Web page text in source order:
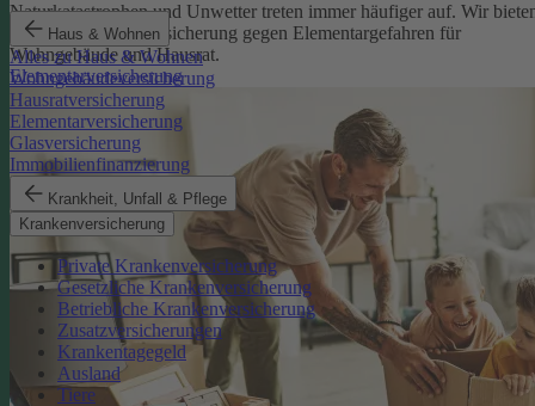
Haus & Wohnen
Alles zu Haus & Wohnen
Wohngebäudeversicherung
Hausratversicherung
Elementarversicherung
Glasversicherung
Immobilienfinanzierung
Krankheit, Unfall & Pflege
Krankenversicherung
Private Krankenversicherung
Gesetzliche Krankenversicherung
Betriebliche Krankenversicherung
Zusatzversicherungen
Krankentagegeld
Ausland
Tiere
Naturkatastrophen und Unwetter treten immer häufiger auf. Wir
eine zuverlässige Absicherung gegen Elementargefahren für
Wohngebäude und Hausrat.
Elementarversicherung